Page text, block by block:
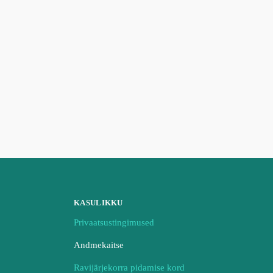
KASULIKKU
Privaatsustingimused
Andmekaitse
Ravijärjekorra pidamise kord